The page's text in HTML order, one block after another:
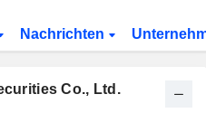
Nachrichten
Co., Ltd.